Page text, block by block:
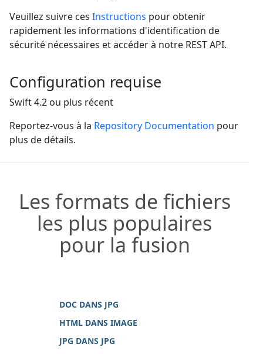
Veuillez suivre ces Instructions pour obtenir
rapidement les informations d'identification de
sécurité nécessaires et accéder à notre REST API.
Configuration requise
Swift 4.2 ou plus récent
Reportez-vous à la Repository Documentation pour
plus de détails.
Les formats de fichiers
les plus populaires
pour la fusion
DOC DANS JPG
HTML DANS IMAGE
JPG DANS JPG